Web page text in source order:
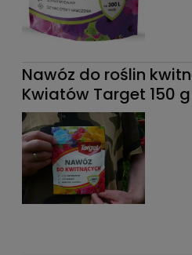
Nawóz do roślin
Kwiatów Target 150 g